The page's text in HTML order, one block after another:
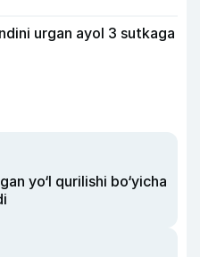
urgan ayol 3 sutkaga
yo‘l qurilishi bo‘yicha